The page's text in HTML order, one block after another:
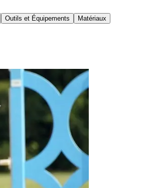
Outils et Équipements Matériaux